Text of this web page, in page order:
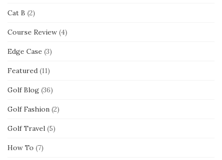
Cat B (2)
Course Review (4)
Edge Case (3)
Featured (11)
Golf Blog (36)
Golf Fashion (2)
Golf Travel (5)
How To (7)